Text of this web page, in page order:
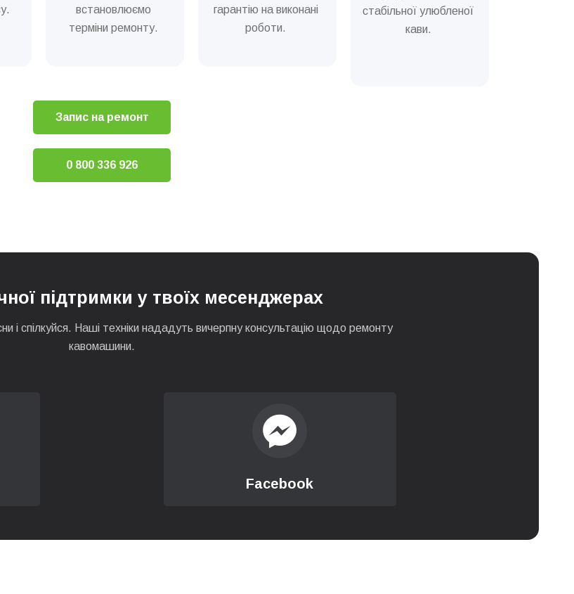
(декальцінація)
та сервіс кавових машин
встановлюємо
терміни ремонту.
гарантію на виконані
роботи.
стабільної улюбленої
кави.
Запис на ремонт
0 800 336 926
підтримки у твоїх месенджерах
і спілкуйся. Наші техніки нададуть вичерпну консультацію щодо ремонту
кавомашини.
Facebook